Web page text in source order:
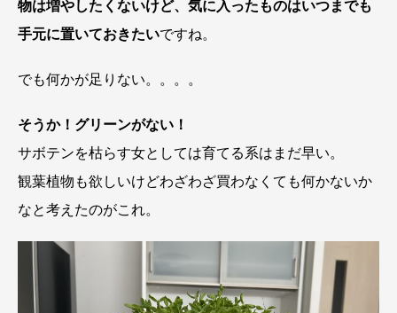
物は増やしたくないけど、気に入ったものはいつまでも
手元に置いておきたいですね。
でも何かが足りない。。。。
そうか！グリーンがない！
サボテンを枯らす女としては育てる系はまだ早い。
観葉植物も欲しいけどわざわざ買わなくても何かないか
なと考えたのがこれ。